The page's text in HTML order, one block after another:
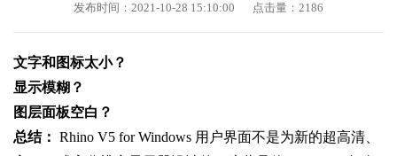
发布时间：2021-10-28 15:10:00 点击量： 2186
文字和图标太小？
显示模糊？
图层面板空白？
总结： Rhino V5 for Windows 用户界面不是为新的超高清、